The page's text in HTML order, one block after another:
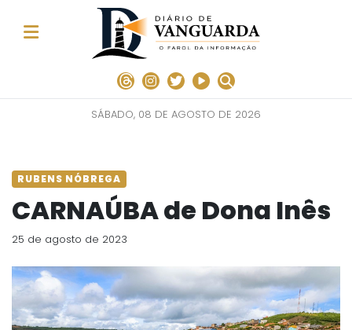
SÁBADO, 08 DE AGOSTO DE 2026
RUBENS NÓBREGA
CARNAÚBA de Dona Inês
25 de agosto de 2023